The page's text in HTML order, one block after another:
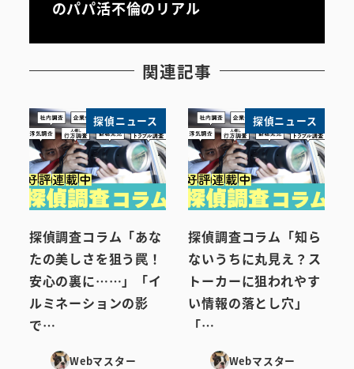
のパパ活不倫のリアル
関連記事
探偵ニュース
探偵調査コラム「あな
たの美しさを狙う罠！
安心の裏に……」「イ
ルミネーションの影
で…
Webマスター
探偵ニュース
探偵調査コラム「知ら
ないうちに丸見え？ス
トーカーに狙われやす
い情報の落とし穴」
「…
Webマスター